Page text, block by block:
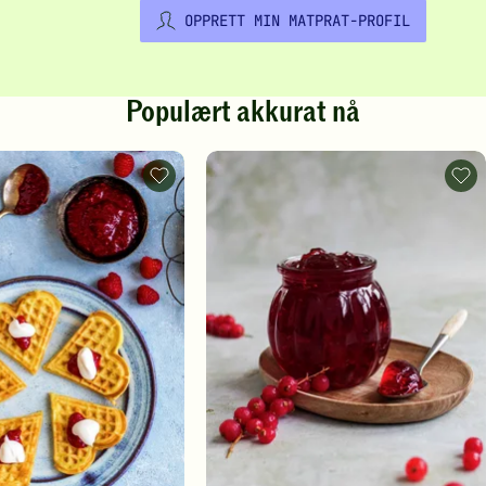
OPPRETT MIN MATPRAT-PROFIL
Populært akkurat nå
Vafler
-
legg
til
favoritter
-